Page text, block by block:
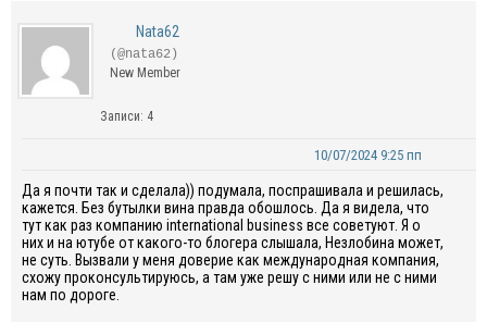
Nata62
(@nata62)
New Member
Записи: 4
10/07/2024 9:25 пп
Да я почти так и сделала)) подумала, поспрашивала и решилась,
кажется. Без бутылки вина правда обошлось. Да я видела, что
тут как раз компанию international business все советуют. Я о
них и на ютубе от какого-то блогера слышала, Незлобина может,
не суть. Вызвали у меня доверие как международная компания,
схожу проконсультируюсь, а там уже решу с ними или не с ними
нам по дороге.